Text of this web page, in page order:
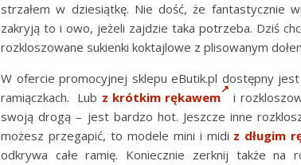
strzałem w dziesiątkę. Nie dość, że fantastycznie
zakryją to i owo, jeżeli zajdzie taka potrzeba. Dziś
rozkloszowane sukienki koktajlowe z plisowanym
W ofercie promocyjnej sklepu eButik.pl dostępny
ramiączkach. Lub z krótkim rękawem
i
swoją drogą – jest bardzo hot. Jeszcze inne
możesz przegapić, to modele mini i midi z długim
odkrywa całe ramię. Koniecznie zerknij także na